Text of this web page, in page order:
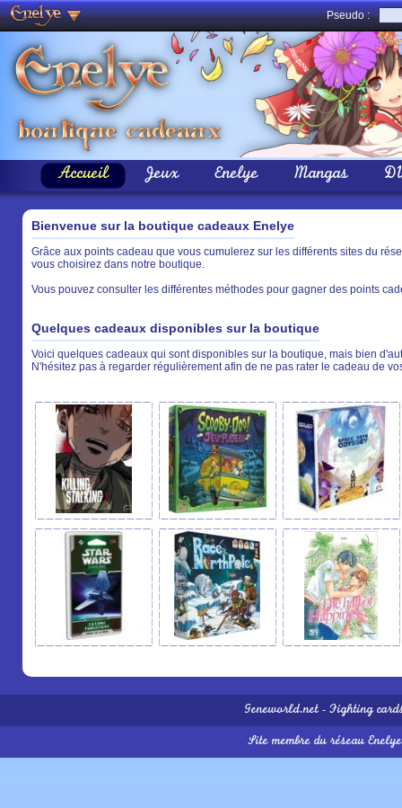
Pseudo :
Accueil Jeux Enelye Mangas
Bienvenue sur la boutique cadeaux Enelye
Grâce aux points cadeau que vous cumulerez sur les différents sites du
vous choisirez dans notre boutique.
Vous pouvez consulter les différentes méthodes pour gagner des points
Quelques cadeaux disponibles sur la boutique
Voici quelques cadeaux qui sont disponibles sur la boutique, mais bien
N'hésitez pas à regarder régulièrement afin de ne pas rater le cadeau de
Geneworld.net - Fighting
Site membre du réseau Enelye